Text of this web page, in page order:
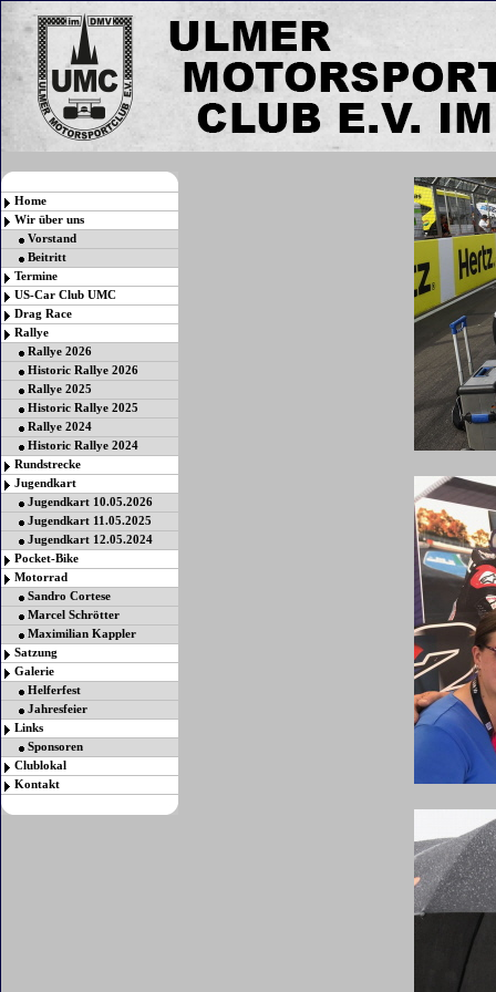
Home
Wir über uns
Vorstand
Beitritt
Termine
US-Car Club UMC
Drag Race
Rallye
Rallye 2026
Historic Rallye 2026
Rallye 2025
Historic Rallye 2025
Rallye 2024
Historic Rallye 2024
Rundstrecke
Jugendkart
Jugendkart 10.05.2026
Jugendkart 11.05.2025
Jugendkart 12.05.2024
Pocket-Bike
Motorrad
Sandro Cortese
Marcel Schrötter
Maximilian Kappler
Satzung
Galerie
Helferfest
Jahresfeier
Links
Sponsoren
Clublokal
Kontakt